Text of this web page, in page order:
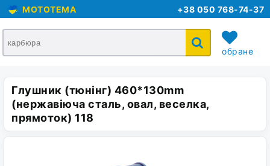
MOTOTEMA +38 050 768-74-37
обране
Глушник (тюнінг) 460*130mm
(нержавіюча сталь, овал, веселка,
прямоток) 118